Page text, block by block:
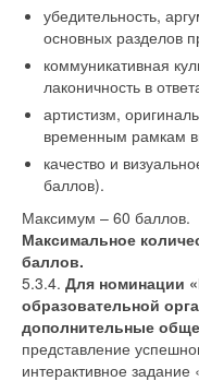
убедительность,
основных разделов
коммуникативная
лаконичность в
артистизм,
временным рамкам
качество и
баллов).
Максимум – 60 баллов.
Максимальное
баллов.
5.3.4. Для номинации
образовательной
дополнительные
представление
интерактивное